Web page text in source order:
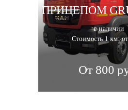
ПРИЦЕПОМ
в наличии
Стоимость 1 км:
От 800